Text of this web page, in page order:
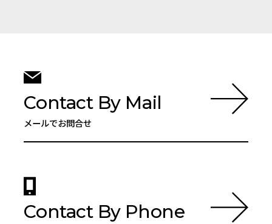
Contact By Mail
メールでお問合せ
Contact By Phone